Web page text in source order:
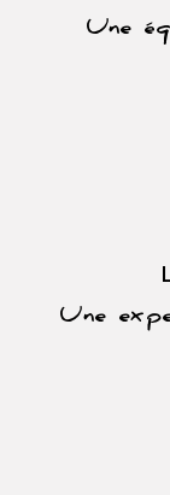
Une
Une